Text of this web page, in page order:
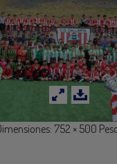
752 × 500